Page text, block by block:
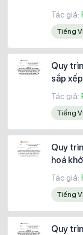
Tác giả:
Tiếng
Quy
sắp
Tác giả:
Tiếng
Quy
hoá
Tác giả:
Tiếng
Quy